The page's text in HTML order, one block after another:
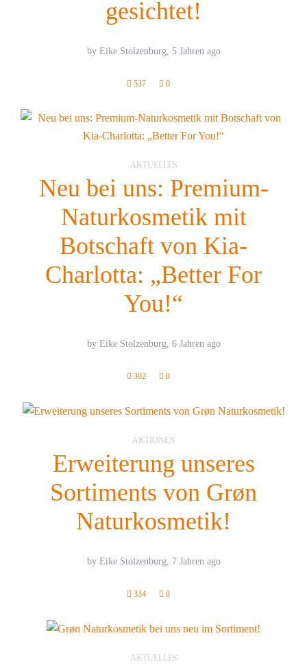
gesichtet!
by Eike Stolzenburg, 5 Jahren ago
537 0
AKTUELLES
Neu bei uns: Premium-
Naturkosmetik mit
Botschaft von Kia-
Charlotta: „Better For
You!“
by Eike Stolzenburg, 6 Jahren ago
302 0
AKTIONEN
Erweiterung unseres
Sortiments von Grøn
Naturkosmetik!
by Eike Stolzenburg, 7 Jahren ago
334 0
AKTUELLES